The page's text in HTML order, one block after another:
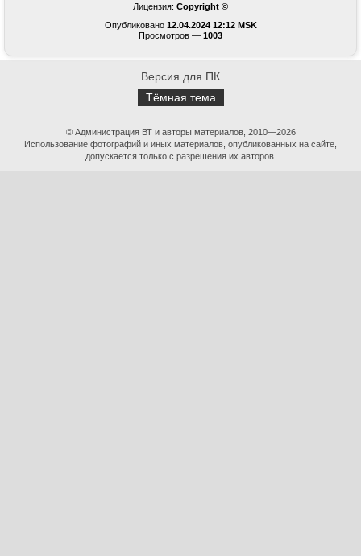
Лицензия: Copyright ©
Опубликовано 12.04.2024 12:12 MSK
Просмотров — 1003
Версия для ПК
Тёмная тема
© Администрация ВТ и авторы материалов, 2010—2026
Использование фотографий и иных материалов, опубликованных на сайте,
допускается только с разрешения их авторов.